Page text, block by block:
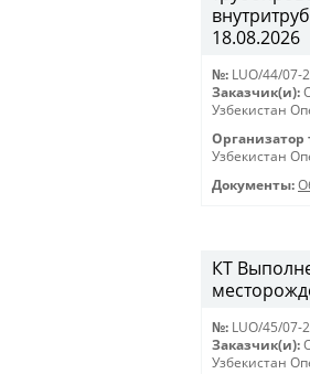
18.08.2026
№: LUO/44/07-
Заказчик(и):
Узбекистан
Организатор
Узбекистан
Документы:
КТ
№: LUO/45/07-
Заказчик(и):
Узбекистан